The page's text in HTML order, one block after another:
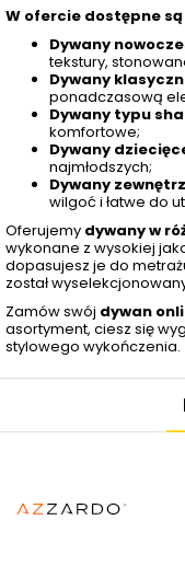
W ofercie dostępne
Dywany
tekstury,
Dywany
ponadczasową
Dywany typu
komfortowe;
Dywany
najmłodszych;
Dywany
wilgoć i łatwe do
Oferujemy dywany w
wykonane z wysokiej
dopasujesz je do
został
Zamów swój dywan
asortyment, ciesz się
stylowego wykończenia.